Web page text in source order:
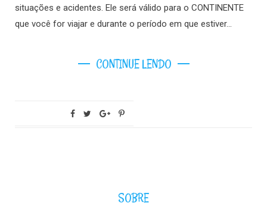
situações e acidentes. Ele será válido para o CONTINENTE
que você for viajar e durante o período em que estiver…
CONTINUE LENDO
SOBRE